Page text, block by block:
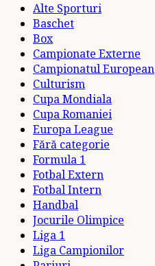
Alte Sporturi
Baschet
Box
Campionate Externe
Campionatul European
Culturism
Cupa Mondiala
Cupa Romaniei
Europa League
Fără categorie
Formula 1
Fotbal Extern
Fotbal Intern
Handbal
Jocurile Olimpice
Liga 1
Liga Campionilor